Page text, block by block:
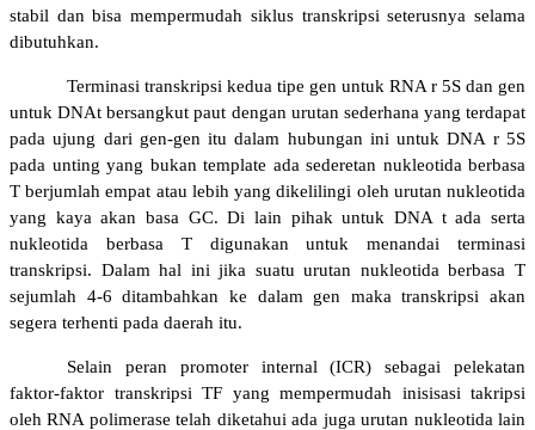
stabil dan bisa mempermudah siklus transkripsi seterusnya selama
dibutuhkan.
Terminasi transkripsi kedua tipe gen untuk RNA r 5S dan gen
untuk DNAt bersangkut paut dengan urutan sederhana yang terdapat
pada ujung dari gen-gen itu dalam hubungan ini untuk DNA r 5S
pada unting yang bukan template ada sederetan nukleotida berbasa
T berjumlah empat atau lebih yang dikelilingi oleh urutan nukleotida
yang kaya akan basa GC. Di lain pihak untuk DNA t ada serta
nukleotida berbasa T digunakan untuk menandai terminasi
transkripsi. Dalam hal ini jika suatu urutan nukleotida berbasa T
sejumlah 4-6 ditambahkan ke dalam gen maka transkripsi akan
segera terhenti pada daerah itu.
Selain peran promoter internal (ICR) sebagai pelekatan
faktor-faktor transkripsi TF yang mempermudah inisisasi takripsi
oleh RNA polimerase telah diketahui ada juga urutan nukleotida lain